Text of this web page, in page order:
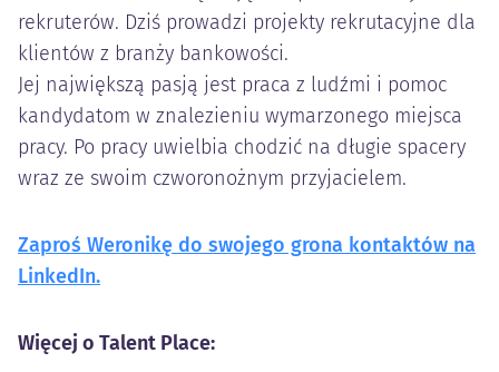
rekruterów. Dziś prowadzi projekty rekrutacyjne dla
klientów z branży bankowości.
Jej największą pasją jest praca z ludźmi i pomoc
kandydatom w znalezieniu wymarzonego miejsca
pracy. Po pracy uwielbia chodzić na długie spacery
wraz ze swoim czworonożnym przyjacielem.
Zaproś Weronikę do swojego grona kontaktów na
LinkedIn.
Więcej o Talent Place: